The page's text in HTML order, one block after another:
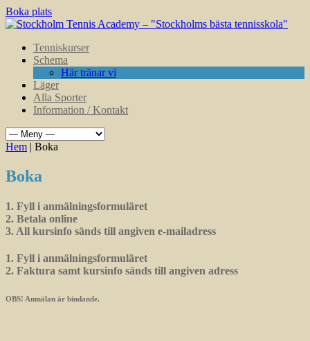
Boka plats
Tenniskurser
Schema
Här tränar vi
Läger
Alla Sporter
Information / Kontakt
Hem | Boka
Boka
1. Fyll i anmälningsformuläret
2. Betala online
3. All kursinfo sänds till angiven e-mailadress
1. Fyll i anmälningsformuläret
2. Faktura samt kursinfo sänds till angiven adress
OBS! Anmälan är bindande.